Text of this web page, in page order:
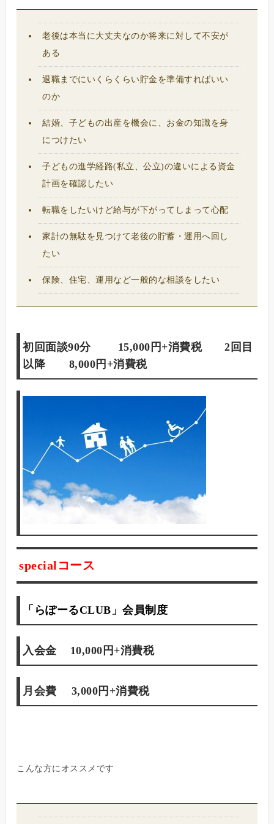
老後は本当に大丈夫なのか将来に対して不安が
ある
退職までにいくらくらい貯金を準備すればいい
のか
結婚、子どもの出産を機会に、お金の知識を身
につけたい
子どもの進学経路(私立、公立)の違いによる資金
計画を確認したい
転職をしたいけど給与が下がってしまって心配
家計の無駄を見つけて老後の貯蓄・運用へ回し
たい
保険、住宅、運用など一般的な相談をしたい
初回面談90分 15,000円+消費税 2回目
以降 8,000円+消費税
specialコース
「らぽーるCLUB」会員制度
入会金 10,000円+消費税
月会費 3,000円+消費税
こんな方にオススメです